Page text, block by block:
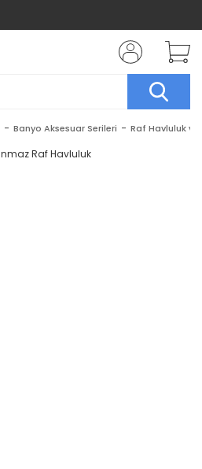
Banyo Aksesuar Serileri Raf Havluluk